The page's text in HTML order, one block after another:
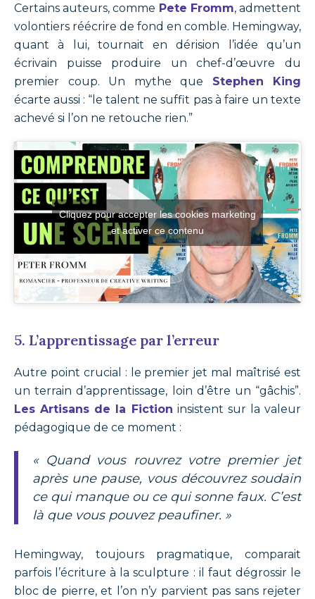
Certains auteurs, comme Pete Fromm, admettent
volontiers réécrire de fond en comble. Hemingway,
quant à lui, tournait en dérision l’idée qu’un
écrivain puisse produire un chef-d’œuvre du
premier coup. Un mythe que Stephen King
écarte aussi : “le talent ne suffit pas à faire un texte
achevé si l’on ne retouche rien.”
Cliquez pour accepter les cookies marketing
et activer ce contenu
5. L’apprentissage par l’erreur
Autre point crucial : le premier jet mal maîtrisé est
un terrain d’apprentissage, loin d’être un “gâchis”.
Les Artisans de la Fiction insistent sur la valeur
pédagogique de ce moment :
« Quand vous rouvrez votre premier jet
après une pause, vous découvrez soudain
ce qui manque ou ce qui sonne faux. C’est
là que vous pouvez peaufiner. »
Hemingway, toujours pragmatique, comparait
parfois l’écriture à la sculpture : il faut dégrossir le
bloc de pierre, et l’on n’y parvient pas sans rejeter